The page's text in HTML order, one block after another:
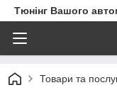
Тюнінг Вашого
Товари та